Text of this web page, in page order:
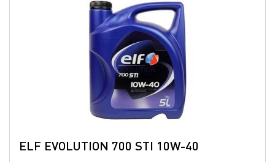
ELF EVOLUTION 700 STI 10W-40